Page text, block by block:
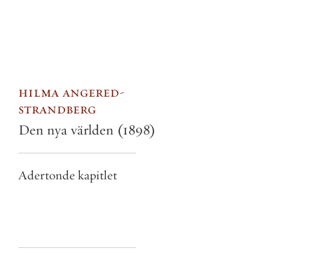
hilma angered-
strandberg
Den nya världen (1898)
Adertonde kapitlet